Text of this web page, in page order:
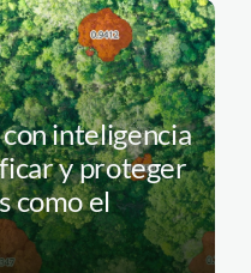
inteligencia
y proteger
como el